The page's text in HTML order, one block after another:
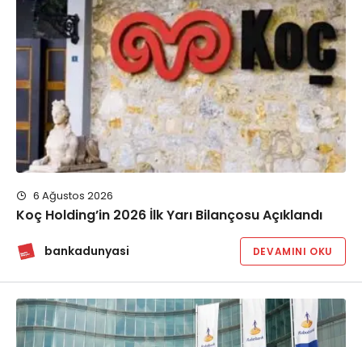
6 Ağustos 2026
Koç Holding’in 2026 İlk Yarı Bilançosu Açıklandı
bankadunyasi DEVAMINI OKU